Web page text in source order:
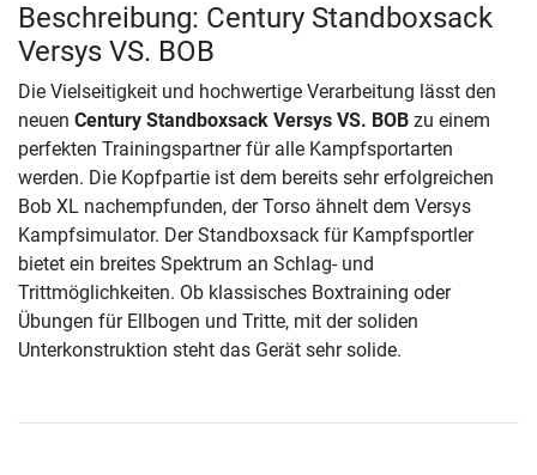
Beschreibung: Century Standboxsack
Versys VS. BOB
Die Vielseitigkeit und hochwertige Verarbeitung lässt den
neuen Century Standboxsack Versys VS. BOB zu einem
perfekten Trainingspartner für alle Kampfsportarten
werden. Die Kopfpartie ist dem bereits sehr erfolgreichen
Bob XL nachempfunden, der Torso ähnelt dem Versys
Kampfsimulator. Der Standboxsack für Kampfsportler
bietet ein breites Spektrum an Schlag- und
Trittmöglichkeiten. Ob klassisches Boxtraining oder
Übungen für Ellbogen und Tritte, mit der soliden
Unterkonstruktion steht das Gerät sehr solide.